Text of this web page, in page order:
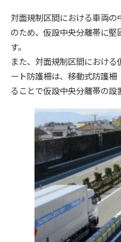
対面規制区間における車両
のため、仮設中央分離帯に
す。
また、対面規制区間におけ
ート防護柵は、移動式防護
ることで仮設中央分離帯の設